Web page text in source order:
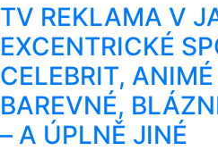
TV REKLAMA V
EXCENTRICKÉ
CELEBRIT,
BAREVNÉ,
– A ÚPLNĚ JINÉ